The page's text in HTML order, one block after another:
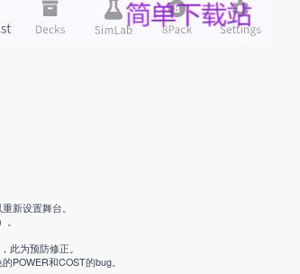
新设置舞台。
此为预防修正。
POWER和COST的bug。